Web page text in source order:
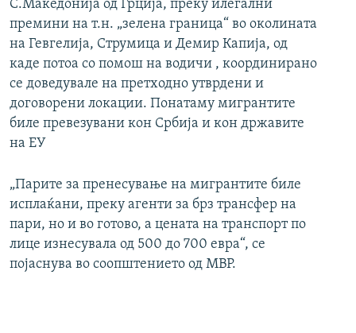
С.Македонија од Грција, преку илегални
премини на т.н. „зелена граница“ во околината
на Гевгелија, Струмица и Демир Капија, од
каде потоа со помош на водичи , координирано
се доведувале на претходно утврдени и
договорени локации. Понатаму мигрантите
биле превезувани кон Србија и кон државите
на ЕУ
„Парите за пренесување на мигрантите биле
исплаќани, преку агенти за брз трансфер на
пари, но и во готово, а цената на транспорт по
лице изнесувала од 500 до 700 евра“, се
појаснува во соопштението од МВР.